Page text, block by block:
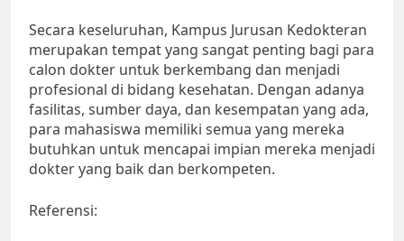
Secara keseluruhan, Kampus Jurusan Kedokteran
merupakan tempat yang sangat penting bagi para
calon dokter untuk berkembang dan menjadi
profesional di bidang kesehatan. Dengan adanya
fasilitas, sumber daya, dan kesempatan yang ada,
para mahasiswa memiliki semua yang mereka
butuhkan untuk mencapai impian mereka menjadi
dokter yang baik dan berkompeten.
Referensi: